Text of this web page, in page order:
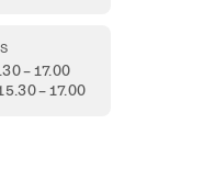
– 17.00
– 17.00